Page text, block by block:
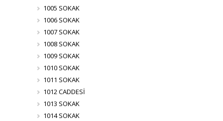
1005 SOKAK
1006 SOKAK
1007 SOKAK
1008 SOKAK
1009 SOKAK
1010 SOKAK
1011 SOKAK
1012 CADDESİ
1013 SOKAK
1014 SOKAK